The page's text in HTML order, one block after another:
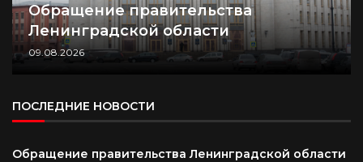
Обращение правительства
Ленинградской области
09.08.2026
ПОСЛЕДНИЕ НОВОСТИ
Обращение правительства Ленинградской области